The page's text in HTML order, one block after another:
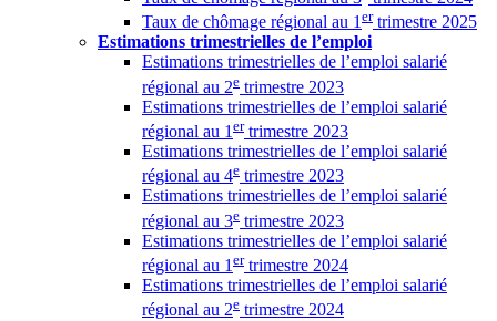
Taux de chômage régional au 1ertrimestre 2025
Estimations trimestrielles de l’emploi
Estimations trimestrielles de l’emploi salarié
régional au 2e trimestre 2023
Estimations trimestrielles de l’emploi salarié
régional au 1 ertrimestre 2023
Estimations trimestrielles de l’emploi salarié
régional au 4e trimestre 2023
Estimations trimestrielles de l’emploi salarié
régional au 3e trimestre 2023
Estimations trimestrielles de l’emploi salarié
régional au 1 ertrimestre 2024
Estimations trimestrielles de l’emploi salarié
régional au 2e trimestre 2024